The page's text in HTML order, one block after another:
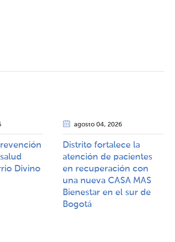
Divino
agosto 04, 2026
Distrito fortalece la
atención de pacientes
en recuperación con
una nueva CASA MAS
Bienestar en el sur de
Bogotá